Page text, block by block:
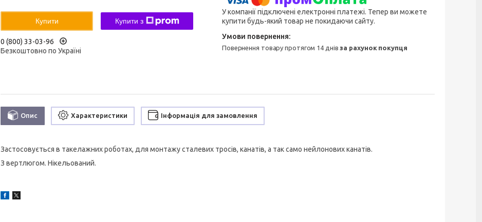
Купити Купити з
0 (800) 33-03-96
Безкоштовно по Україні
У компанії підключені електронні платежі. Тепер ви можете
купити будь-який товар не покидаючи сайту.
повернення товару протягом 14 днівза рахунок покупця
Опис Характеристики Інформація для замовлення
Застосовується в такелажних роботах, для монтажу сталевих тросів, канатів, а так само нейлонових канатів.
З вертлюгом. Нікельований.